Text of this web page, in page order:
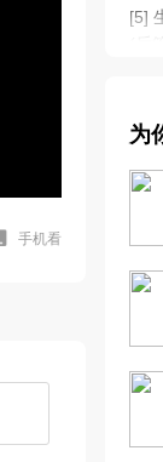
手机看
[5]
(后
为